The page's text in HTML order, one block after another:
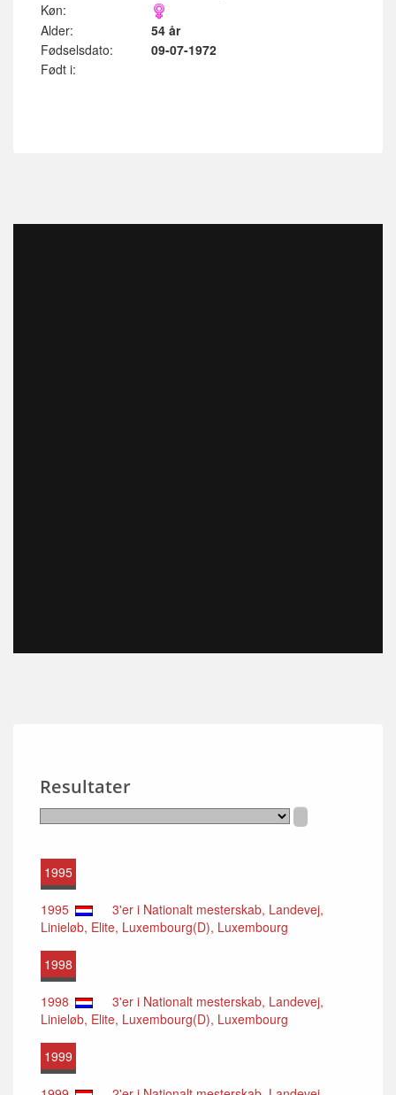
Køn:
Alder:
54 år
Fødselsdato:
09-07-1972
Født i:
Resultater
1995
1995
3'er i Nationalt mesterskab, Landevej,
Linieløb, Elite, Luxembourg(D), Luxembourg
1998
1998
3'er i Nationalt mesterskab, Landevej,
Linieløb, Elite, Luxembourg(D), Luxembourg
1999